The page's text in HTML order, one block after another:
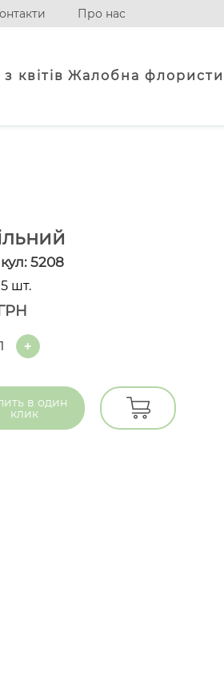
Про нас
квітів Жалобна
5208
5 шт.
в один
клик